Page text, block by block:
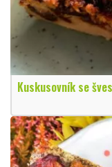
Kuskusovník se